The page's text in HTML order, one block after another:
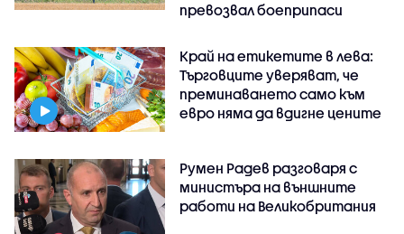
превозвал боеприпаси
Край на етикетите в лева:
Търговците уверяват, че
преминаването само към
евро няма да вдигне цените
Румен Радев разговаря с
министъра на външните
работи на Великобритания